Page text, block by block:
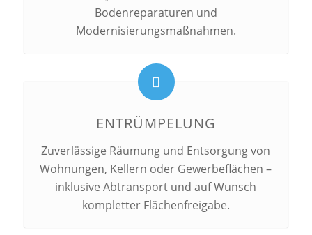
Bodenreparaturen und
Modernisierungsmaßnahmen.
ENTRÜMPELUNG
Zuverlässige Räumung und Entsorgung von
Wohnungen, Kellern oder Gewerbeflächen –
inklusive Abtransport und auf Wunsch
kompletter Flächenfreigabe.